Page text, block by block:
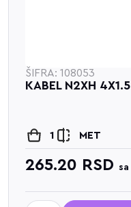
ŠIFRA: 108053
KABEL N2XH
1 MET
265.20 RSD sa